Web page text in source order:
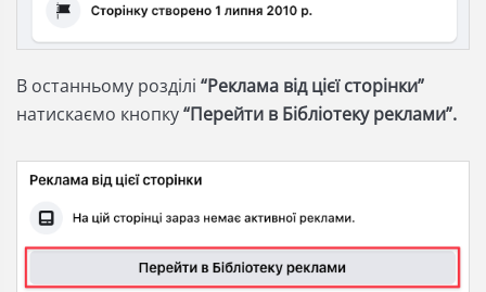
В останньому розділі “Реклама від цієї сторінки”
натискаємо кнопку“Перейти в Бібліотеку реклами”.